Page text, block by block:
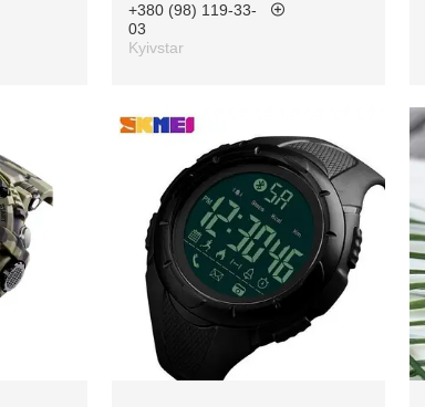
+380 (98) 119-33-
03
Kyivstar